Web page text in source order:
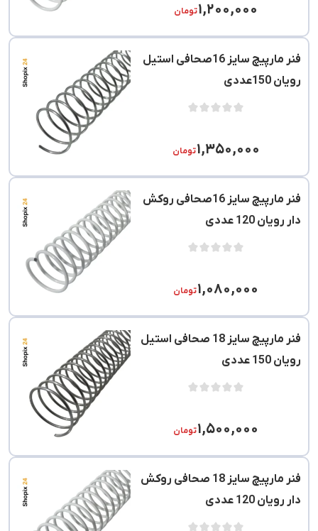
۱,۲۰۰,۰۰۰تومان
فنر مارپیچ سایز 16صحافی استیل
رویان 150عددی
۱,۳۵۰,۰۰۰تومان
فنر مارپیچ سایز 16صحافی روکش
دار رویان 120 عددی
۱,۰۸۰,۰۰۰تومان
فنر مارپیچ سایز 18 صحافی استیل
رویان 150 عددی
۱,۵۰۰,۰۰۰تومان
فنر مارپیچ سایز 18 صحافی روکش
دار رویان 120 عددی